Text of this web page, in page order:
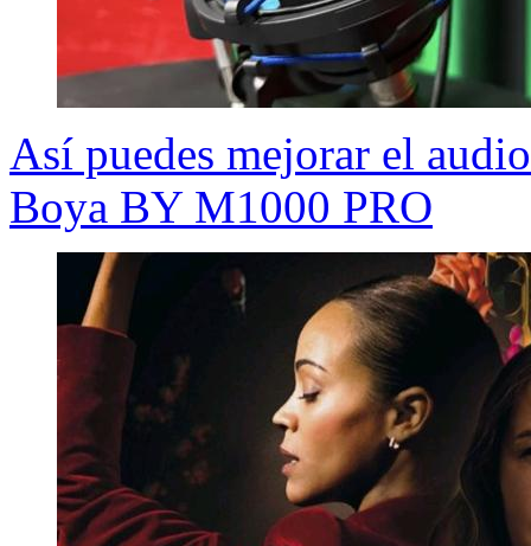
Así puedes mejorar el
Boya BY M1000 PRO